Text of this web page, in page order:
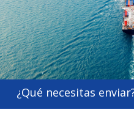
¿Qué necesitas